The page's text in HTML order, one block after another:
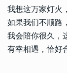
我想这万家灯火
如果我们不顺路
我会陪你很久，
有幸相遇，恰好